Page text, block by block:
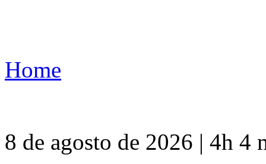
Home
8 de agosto de 2026 | 4h 4